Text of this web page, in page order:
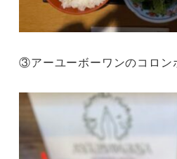
③アーユーボーワンのコロン